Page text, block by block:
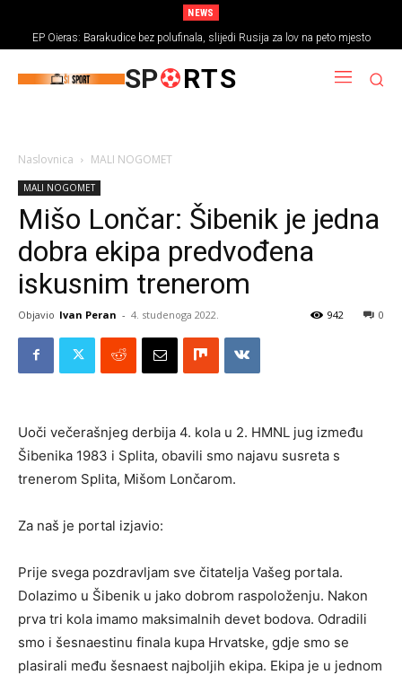
NEWS
EP Oieras: Barakudice bez polufinala, slijedi Rusija za lov na peto mjesto
SP RTS
Naslovnica MALI NOGOMET
MALI NOGOMET
Mišo Lončar: Šibenik je jedna
dobra ekipa predvođena
iskusnim trenerom
Objavio Ivan Peran - 4. studenoga 2022. 0
942
Uoči večerašnjeg derbija 4. kola u 2. HMNL jug između
Šibenika 1983 i Splita, obavili smo najavu susreta s
trenerom Splita, Mišom Lončarom.
Za naš je portal izjavio:
Prije svega pozdravljam sve čitatelja Vašeg portala.
Dolazimo u Šibenik u jako dobrom raspoloženju. Nakon
prva tri kola imamo maksimalnih devet bodova. Odradili
smo i šesnaestinu finala kupa Hrvatske, gdje smo se
plasirali među šesnaest najboljih ekipa. Ekipa je u jednom